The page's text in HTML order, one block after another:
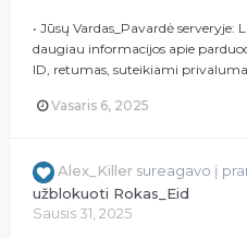
• Jūsų Vardas_Pavardė serveryje:
daugiau informacijos apie
ID, retumas, suteikiami
Vasaris 6, 2025
Alex_Killer sureagavo į
užblokuoti Rokas_Eid
Sausis 31, 2025